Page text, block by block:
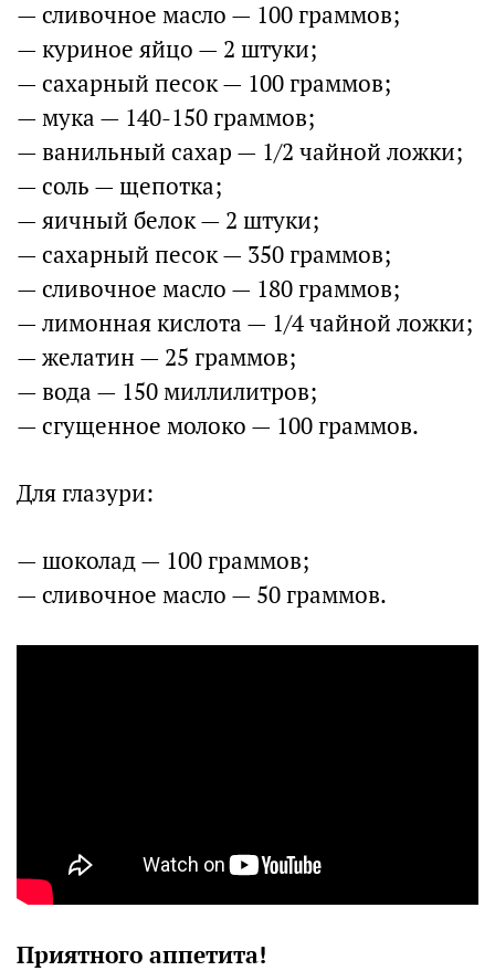
— сливочное масло — 100 граммов;
— куриное яйцо — 2 штуки;
— сахарный песок — 100 граммов;
— мука — 140-150 граммов;
— ванильный сахар — 1/2 чайной ложки;
— соль — щепотка;
— яичный белок — 2 штуки;
— сахарный песок — 350 граммов;
— сливочное масло — 180 граммов;
— лимонная кислота — 1/4 чайной ложки;
— желатин — 25 граммов;
— вода — 150 миллилитров;
— сгущенное молоко — 100 граммов.
Для глазури:
— шоколад — 100 граммов;
— сливочное масло — 50 граммов.
Приятного аппетита!